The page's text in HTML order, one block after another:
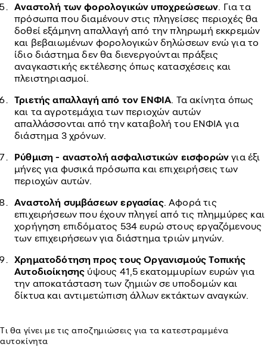
Αναστολή των φορολογικών υποχρεώσεων. Για τα
πρόσωπα που διαμένουν στις πληγείσες περιοχές θα
δοθεί εξάμηνη απαλλαγή από την πληρωμή εκκρεμών
και βεβαιωμένων φορολογικών δηλώσεων ενώ για το
ίδιο διάστημα δεν θα διενεργούνται πράξεις
αναγκαστικής εκτέλεσης όπως κατασχέσεις και
πλειστηριασμοί.
Τριετής απαλλαγή από τον ΕΝΦΙΑ. Τα ακίνητα όπως
και τα αγροτεμάχια των περιοχών αυτών
απαλλάσσονται από την καταβολή του ΕΝΦΙΑ για
διάστημα 3 χρόνων.
Ρύθμιση - αναστολή ασφαλιστικών εισφορών για έξι
μήνες για φυσικά πρόσωπα και επιχειρήσεις των
περιοχών αυτών.
Αναστολή συμβάσεων εργασίας. Αφορά τις
επιχειρήσεων που έχουν πληγεί από τις πλημμύρες και
χορήγηση επιδόματος 534 ευρώ στους εργαζόμενους
των επιχειρήσεων για διάστημα τριών μηνών.
Χρηματοδότηση προς τους Οργανισμούς Τοπικής
Αυτοδιοίκησης ύψους 41,5 εκατομμυρίων ευρών για
την αποκατάσταση των ζημιών σε υποδομών και
δίκτυα και αντιμετώπιση άλλων εκτάκτων αναγκών.
Τι θα γίνει με τις αποζημιώσεις για τα κατεστραμμένα
αυτοκίνητα